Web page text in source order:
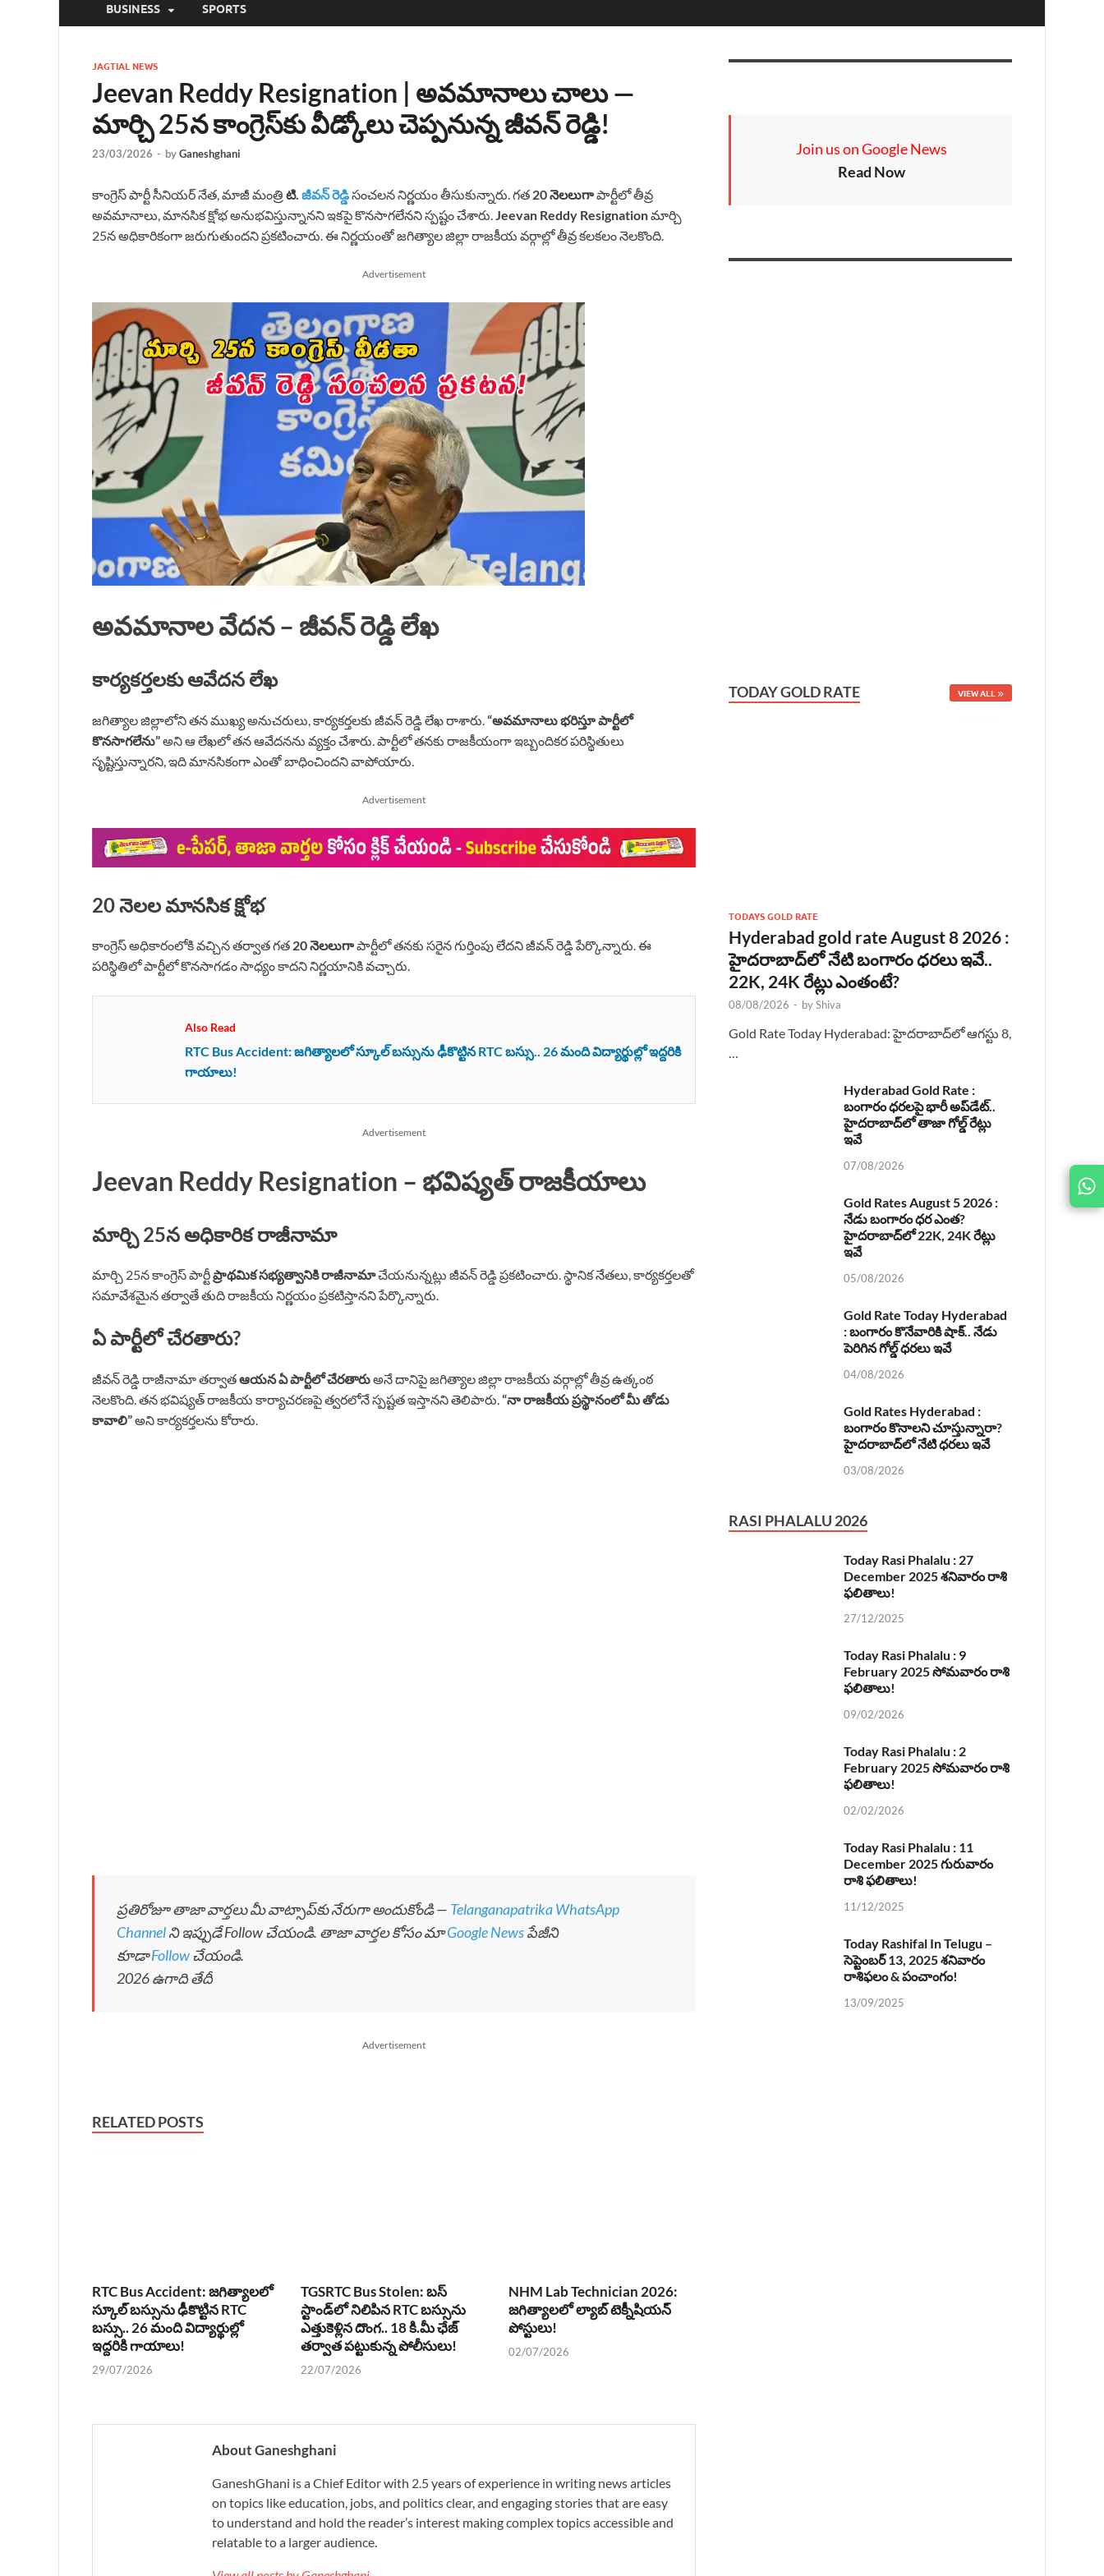
JOIN
US ON
BUSINESS SPORTS
JAGTIAL NEWS
Jeevan Reddy Resignation | అవమానాలు చాలు —
మార్చి 25న కాంగ్రెస్‌కు వీడ్కోలు చెప్పనున్న జీవన్ రెడ్డి!
23/03/2026 - byGaneshghani
కాంగ్రెస్ పార్టీ సీనియర్ నేత, మాజీ మంత్రి టి. జీవన్ రెడ్డిసంచలన నిర్ణయం తీసుకున్నారు. గత 20 నెలలుగాపార్టీలో తీవ్ర
అవమానాలు, మానసిక క్షోభ అనుభవిస్తున్నానని ఇకపై కొనసాగలేనని స్పష్టం చేశారు. Jeevan Reddy Resignationమార్చి
25న అధికారికంగా జరుగుతుందని ప్రకటించారు. ఈ నిర్ణయంతో జగిత్యాల జిల్లా రాజకీయ వర్గాల్లో తీవ్ర కలకలం నెలకొంది.
Advertisement
అవమానాల వేదన – జీవన్ రెడ్డి లేఖ
కార్యకర్తలకు ఆవేదన లేఖ
జగిత్యాల జిల్లాలోని తన ముఖ్య అనుచరులు, కార్యకర్తలకు జీవన్ రెడ్డి లేఖ రాశారు.“అవమానాలు భరిస్తూ పార్టీలో
కొనసాగలేను”అని ఆ లేఖలో తన ఆవేదనను వ్యక్తం చేశారు. పార్టీలో తనకు రాజకీయంగా ఇబ్బందికర పరిస్థితులు
సృష్టిస్తున్నారని, ఇది మానసికంగా ఎంతో బాధించిందని వాపోయారు.
Advertisement
20 నెలల మానసిక క్షోభ
కాంగ్రెస్ అధికారంలోకి వచ్చిన తర్వాత గత 20 నెలలుగాపార్టీలో తనకు సరైన గుర్తింపు లేదని జీవన్ రెడ్డి పేర్కొన్నారు. ఈ
పరిస్థితిలో పార్టీలో కొనసాగడం సాధ్యం కాదని నిర్ణయానికి వచ్చారు.
Also Read
RTC Bus Accident: జగిత్యాలలో స్కూల్ బస్సును ఢీకొట్టిన RTC బస్సు.. 26 మంది విద్యార్థుల్లో ఇద్దరికి
గాయాలు!
Advertisement
Jeevan Reddy Resignation – భవిష్యత్ రాజకీయాలు
మార్చి 25న అధికారిక రాజీనామా
మార్చి 25న కాంగ్రెస్ పార్టీప్రాథమిక సభ్యత్వానికి రాజీనామాచేయనున్నట్లు జీవన్ రెడ్డి ప్రకటించారు. స్థానిక నేతలు, కార్యకర్తలతో
సమావేశమైన తర్వాతే తుది రాజకీయ నిర్ణయం ప్రకటిస్తానని పేర్కొన్నారు.
ఏ పార్టీలో చేరతారు?
జీవన్ రెడ్డి రాజీనామా తర్వాతఆయన ఏ పార్టీలో చేరతారుఅనే దానిపై జగిత్యాల జిల్లా రాజకీయ వర్గాల్లో తీవ్ర ఉత్కంఠ
నెలకొంది. తన భవిష్యత్ రాజకీయ కార్యాచరణపై త్వరలోనే స్పష్టత ఇస్తానని తెలిపారు.“నా రాజకీయ ప్రస్థానంలో మీ తోడు
కావాలి”అని కార్యకర్తలను కోరారు.
ప్రతిరోజూ తాజా వార్తలు మీ వాట్సాప్‌కు నేరుగా అందుకోండి — Telanganapatrika WhatsApp
Channelని ఇప్పుడే Follow చేయండి. తాజా వార్తల కోసం మాGoogle Newsపేజీని
కూడాFollowచేయండి.
2026 ఉగాది తేదీ
Advertisement
RELATED POSTS
RTC Bus Accident: జగిత్యాలలో
స్కూల్ బస్సును ఢీకొట్టిన RTC
బస్సు.. 26 మంది విద్యార్థుల్లో
ఇద్దరికి గాయాలు!
29/07/2026
TGSRTC Bus Stolen: బస్
స్టాండ్‌లో నిలిపిన RTC బస్సును
ఎత్తుకెళ్లిన దొంగ.. 18 కి.మీ ఛేజ్
తర్వాత పట్టుకున్న పోలీసులు!
22/07/2026
NHM Lab Technician 2026:
జగిత్యాలలో ల్యాబ్ టెక్నీషియన్
పోస్టులు!
02/07/2026
About Ganeshghani
GaneshGhani is a Chief Editor with 2.5 years of experience in writing news articles
on topics like education, jobs, and politics clear, and engaging stories that are easy
to understand and hold the reader’s interest making complex topics accessible and
relatable to a larger audience.
Join us on Google News
Read Now
TODAY GOLD RATE VIEW ALL
TODAYS GOLD RATE
Hyderabad gold rate August 8 2026 :
హైదరాబాద్‌లో నేటి బంగారం ధరలు ఇవే..
22K, 24K రేట్లు ఎంతంటే?
08/08/2026 - byShiva
Gold Rate Today Hyderabad: హైదరాబాద్‌లో ఆగస్టు 8,
…
Hyderabad Gold Rate :
బంగారం ధరలపై భారీ అప్‌డేట్..
హైదరాబాద్‌లో తాజా గోల్డ్ రేట్లు
ఇవే
07/08/2026
Gold Rates August 5 2026 :
నేడు బంగారం ధర ఎంత?
హైదరాబాద్‌లో 22K, 24K రేట్లు
ఇవే
05/08/2026
Gold Rate Today Hyderabad
: బంగారం కొనేవారికి షాక్.. నేడు
పెరిగిన గోల్డ్ ధరలు ఇవే
04/08/2026
Gold Rates Hyderabad :
బంగారం కొనాలని చూస్తున్నారా?
హైదరాబాద్‌లో నేటి ధరలు ఇవే
03/08/2026
RASI PHALALU 2026
Today Rasi Phalalu : 27
December 2025 శనివారం రాశి
ఫలితాలు!
27/12/2025
Today Rasi Phalalu : 9
February 2025 సోమవారం రాశి
ఫలితాలు!
09/02/2026
Today Rasi Phalalu : 2
February 2025 సోమవారం రాశి
ఫలితాలు!
02/02/2026
Today Rasi Phalalu : 11
December 2025 గురువారం
రాశి ఫలితాలు!
11/12/2025
Today Rashifal In Telugu –
సెప్టెంబర్ 13, 2025 శనివారం
రాశిఫలం & పంచాంగం!
13/09/2025